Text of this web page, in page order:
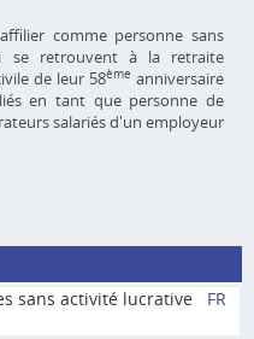
comme personne sans
se retrouvent à la retraite
de leur 58ème anniversaire
en tant que personne de
salariés d'un employeur
sans activité lucrative FR